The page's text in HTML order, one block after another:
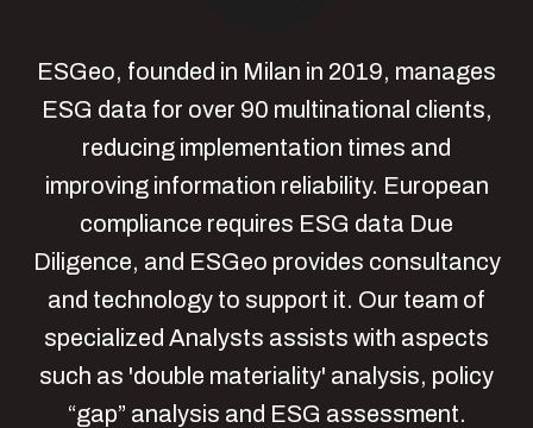
ESGeo, founded in Milan in 2019, manages
ESG data for over 90 multinational clients,
reducing implementation times and
improving information reliability. European
compliance requires ESG data Due
Diligence, and ESGeo provides consultancy
and technology to support it. Our team of
specialized Analysts assists with aspects
such as 'double materiality' analysis, policy
“gap” analysis and ESG assessment.